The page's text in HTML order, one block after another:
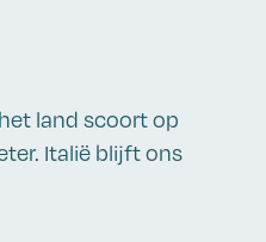
land scoort op
Italië blijft ons